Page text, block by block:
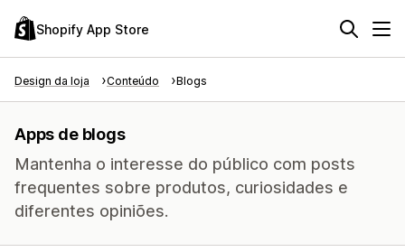
Shopify App Store
Design da loja Conteúdo Blogs
Apps de blogs
Mantenha o interesse do público com posts
frequentes sobre produtos, curiosidades e
diferentes opiniões.